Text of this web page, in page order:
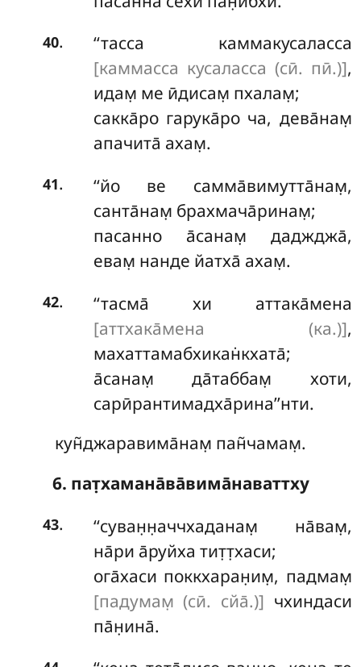
40.
‘‘тасса каммакусаласса
[каммасса кусаласса (сӣ. пӣ.)],
идам̣ ме ӣдисам̣ пхалам̣;
сакка̄ро гарука̄ро ча, дева̄нам̣
апачита̄ ахам̣.
41.
‘‘йо ве самма̄вимутта̄нам̣,
санта̄нам̣ брахмача̄ринам̣;
пасанно а̄санам̣ даджджа̄,
евам̣ нанде йатха̄ ахам̣.
42.
‘‘тасма̄ хи аттака̄мена
[аттхака̄мена (ка.)],
махаттамабхикан̇кхата̄;
а̄санам̣ да̄таббам̣ хоти,
сарӣрантимадха̄рина’’нти.
кун̃джаравима̄нам̣ пан̃чамам̣.
6. пат̣хамана̄ва̄вима̄наваттху
43. ‘‘суван̣н̣аччхаданам̣ на̄вам̣,
на̄ри а̄руйха тит̣т̣хаси;
ога̄хаси поккхаран̣им̣, падмам̣
[падумам̣ (сӣ. сйа̄.)] чхиндаси
па̄н̣ина̄.